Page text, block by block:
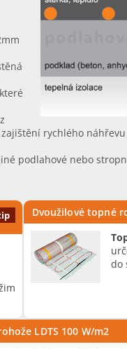
rychlého
podlahové nebo
Dvoužilové topné
do
LDTS 100 W/m2